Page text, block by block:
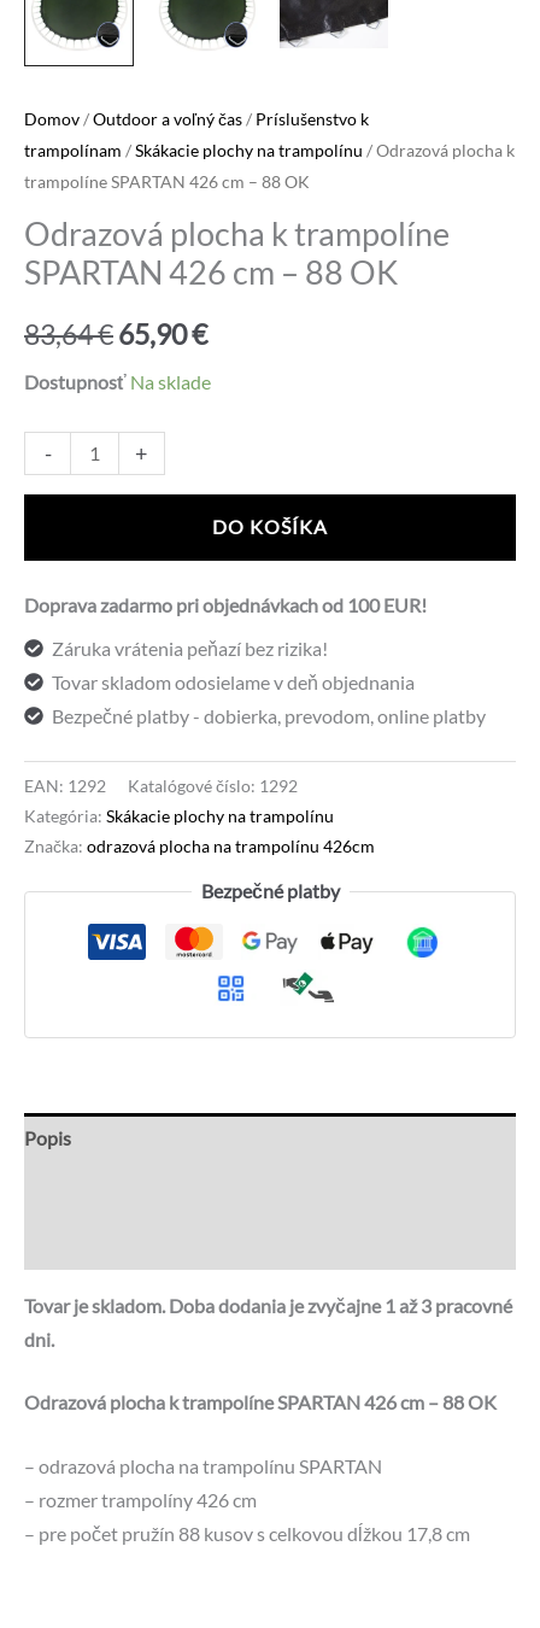
Domov/Outdoor a voľný čas/ Príslušenstvo k
trampolínam /Skákacie plochy na trampolínu / Odrazová plocha k
trampolíne SPARTAN 426 cm – 88 OK
Odrazová plocha k trampolíne
SPARTAN 426 cm – 88 OK
83,64€Pôvodná
cena
bola:
83,64 €.
65,90€Aktuálna
cena
65,90 €.
Dostupnosť Na sklade
-
množstvo
Odrazová
SPARTAN
426
cm
-
OK
+
DO KOŠÍKA
Doprava zadarmo pri objednávkach od 100 EUR!
Záruka vrátenia peňazí bez rizika!
Tovar skladom odosielame v deň objednania
Bezpečné platby - dobierka, prevodom, online platby
EAN: 1292 Katalógové číslo: 1292
Kategória: Skákacie plochy na trampolínu
Značka: odrazová plocha na trampolínu 426cm
Bezpečné platby
Popis
Tovar je skladom. Doba dodania je zvyčajne 1 až 3 pracovné
dni.
Odrazová plocha k trampolíne SPARTAN 426 cm – 88 OK
– odrazová plocha na trampolínu SPARTAN
– rozmer trampolíny 426 cm
– pre počet pružín 88 kusov s celkovou dĺžkou 17,8 cm